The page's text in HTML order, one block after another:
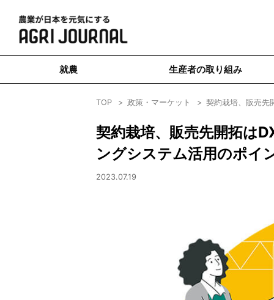
就農 生産者の取り組み
TOP 政策・マーケット 契約栽培、販売先
契約栽培、販売先開拓は
ングシステム活用のポイ
2023.07.19